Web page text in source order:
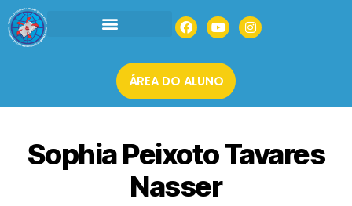
ÁREA DO ALUNO
Sophia Peixoto Tavares
Nasser